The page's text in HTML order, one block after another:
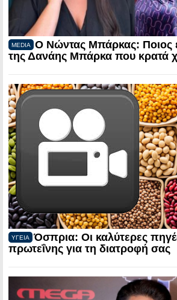
MEDIA
Ο Νώντας Μπάρκας: Ποιος
της Δανάης Μπάρκα που κρατά
ΥΓΕΙΑ
Όσπρια: Οι καλύτερες
πρωτεΐνης για τη διατροφή σας